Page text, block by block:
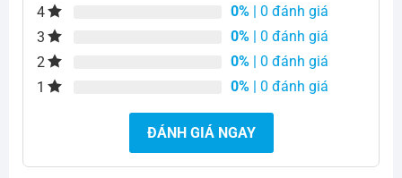
4
0% | 0 đánh giá
3
0% | 0 đánh giá
2
0% | 0 đánh giá
1
0% | 0 đánh giá
ĐÁNH GIÁ NGAY